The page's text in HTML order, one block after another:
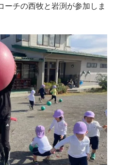
チの西牧と岩渕が参加しま